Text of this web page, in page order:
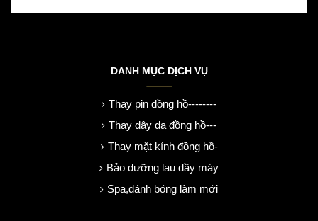
DANH MỤC DỊCH VỤ
Thay pin đồng hồ--------
Thay dây da đồng hồ---
Thay mặt kính đồng hồ-
Bảo dưỡng lau dầy máy
Spa,đánh bóng làm mới